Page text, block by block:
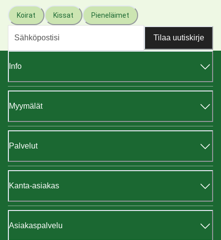
Koirat Kissat Pieneläimet
Tilaa uutiskirje
Info
Myymälät
Palvelut
Kanta-asiakas
Asiakaspalvelu